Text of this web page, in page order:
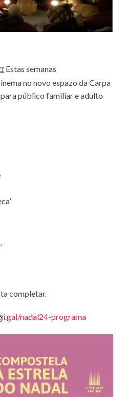
Estas semanas
no novo espazo da Carpa
público familiar e adulto
completar.
i.gal/nadal24-programa